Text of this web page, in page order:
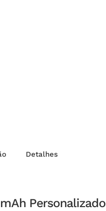
Detalhes
Personalizado